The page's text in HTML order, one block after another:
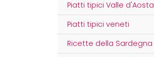
Piatti tipici Valle d'Aosta
Piatti tipici veneti
Ricette della Sardegna